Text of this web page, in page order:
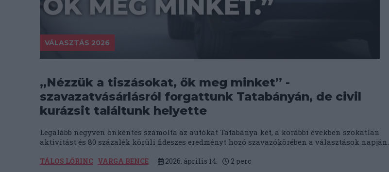
VÁLASZTÁS 2026
„Nézzük a tiszásokat, ők meg minket” -
szavazatvásárlásról forgattunk Tatabányán, de civil
kurázsit találtunk helyette
Legalább negyven önkéntes számolta az autókat Tatabánya két, a korábbi években szokatlan
aktivitást és 80 százalék körüli fideszes eredményt hozó szavazókörében a választások napján.
TÁLOS LŐRINC VARGA BENCE 2026. április 14. 2 perc